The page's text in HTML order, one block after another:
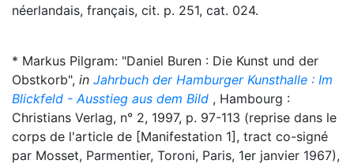
néerlandais, français, cit. p. 251, cat. 024.
* Markus Pilgram: "Daniel Buren : Die Kunst und der
Obstkorb", in Jahrbuch der Hamburger Kunsthalle : Im
Blickfeld - Ausstieg aus dem Bild , Hambourg :
Christians Verlag, n° 2, 1997, p. 97-113 (reprise dans le
corps de l'article de [Manifestation 1], tract co-signé
par Mosset, Parmentier, Toroni, Paris, 1er janvier 1967),